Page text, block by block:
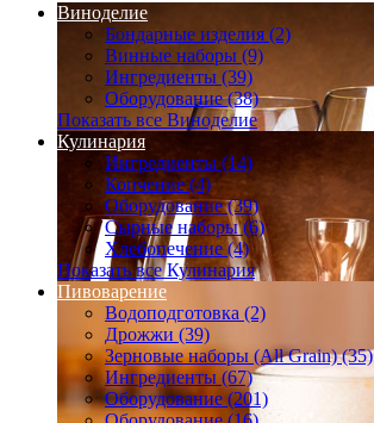
Виноделие
Бондарные изделия (2)
Винные наборы (9)
Ингредиенты (39)
Оборудование (38)
Показать все Виноделие
Кулинария
Ингредиенты (14)
Копчение (4)
Оборудование (39)
Сырные наборы (6)
Хлебопечение (4)
Показать все Кулинария
Пивоварение
Водоподготовка (2)
Дрожжи (39)
Зерновые наборы (All Grain) (35)
Ингредиенты (67)
Оборудование (201)